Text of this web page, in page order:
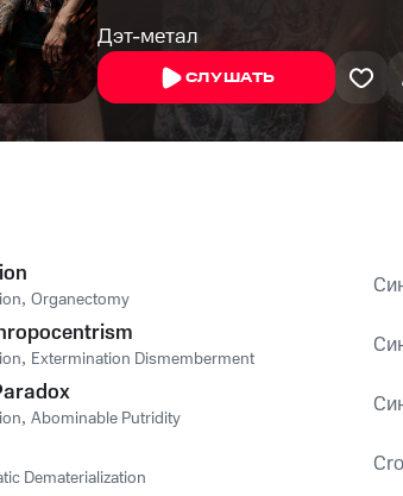
Дэт-метал
СЛУШАТЬ
, Organectomy
, Extermination Dismemberment
, Abominable Putridity
Dematerialization